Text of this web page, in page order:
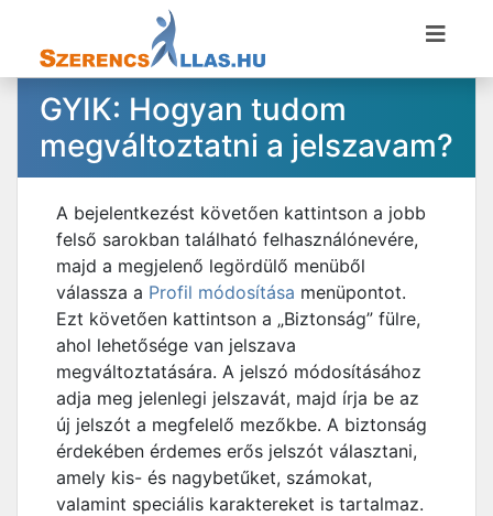
GYIK: Hogyan tudom
megváltoztatni a jelszavam?
A bejelentkezést követően kattintson a jobb
felső sarokban található felhasználónevére,
majd a megjelenő legördülő menüből
válassza a Profil módosítása menüpontot.
Ezt követően kattintson a „Biztonság” fülre,
ahol lehetősége van jelszava
megváltoztatására. A jelszó módosításához
adja meg jelenlegi jelszavát, majd írja be az
új jelszót a megfelelő mezőkbe. A biztonság
érdekében érdemes erős jelszót választani,
amely kis- és nagybetűket, számokat,
valamint speciális karaktereket is tartalmaz.